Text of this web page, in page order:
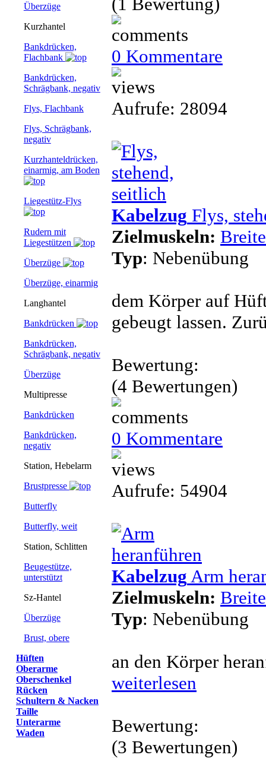
Überzüge
Kurzhantel
Bankdrücken,
Flachbank
Bankdrücken,
Schrägbank, negativ
Flys, Flachbank
Flys, Schrägbank,
negativ
Kurzhanteldrücken,
einarmig, am Boden
Liegestütz-Flys
Rudern mit
Liegestützen
Überzüge
Überzüge, einarmig
Langhantel
Bankdrücken
Bankdrücken,
Schrägbank, negativ
Überzüge
Multipresse
Bankdrücken
Bankdrücken,
negativ
Station, Hebelarm
Brustpresse
Butterfly
Butterfly, weit
Station, Schlitten
Beugestütze,
unterstützt
Sz-Hantel
Überzüge
Brust, obere
Hüften
Oberarme
Oberschenkel
Rücken
Schultern & Nacken
Taille
Unterarme
Waden
0 Kommentare
Aufrufe: 28094
Kabelzug Flys,
Zielmuskeln:
Typ: Nebenübung
dem Körper auf
gebeugt lassen.
Bewertung:
(4 Bewertungen)
0 Kommentare
Aufrufe: 54904
Kabelzug Arm
Zielmuskeln:
Typ: Nebenübung
an den Körper
weiterlesen
Bewertung:
(3 Bewertungen)